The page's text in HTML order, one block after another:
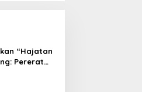
“Hajatan
Pererat